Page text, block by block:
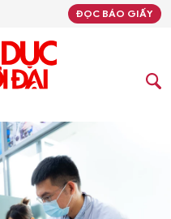
ĐỌC BÁO GIẤY